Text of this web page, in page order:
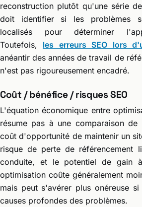
reconstruction plutôt qu'une série
doit identifier si les problèmes
localisés pour déterminer
Toutefois, les erreurs SEO lors
anéantir des années de travail de
n'est pas rigoureusement encadré.
Coût / bénéfice / risques SEO
L'équation économique entre
résume pas à une comparaison
coût d'opportunité de maintenir un
risque de perte de référencement
conduite, et le potentiel de gain
optimisation coûte généralement
mais peut s'avérer plus onéreuse
causes profondes des problèmes.